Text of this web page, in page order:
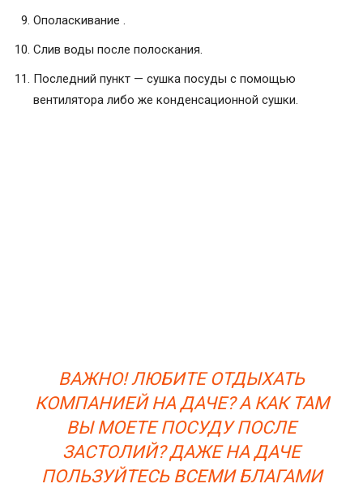
Ополаскивание .
Слив воды после полоскания.
Последний пункт — сушка посуды с помощью
вентилятора либо же конденсационной сушки.
ВАЖНО! ЛЮБИТЕ ОТДЫХАТЬ
КОМПАНИЕЙ НА ДАЧЕ? А КАК ТАМ
ВЫ МОЕТЕ ПОСУДУ ПОСЛЕ
ЗАСТОЛИЙ? ДАЖЕ НА ДАЧЕ
ПОЛЬЗУЙТЕСЬ ВСЕМИ БЛАГАМИ